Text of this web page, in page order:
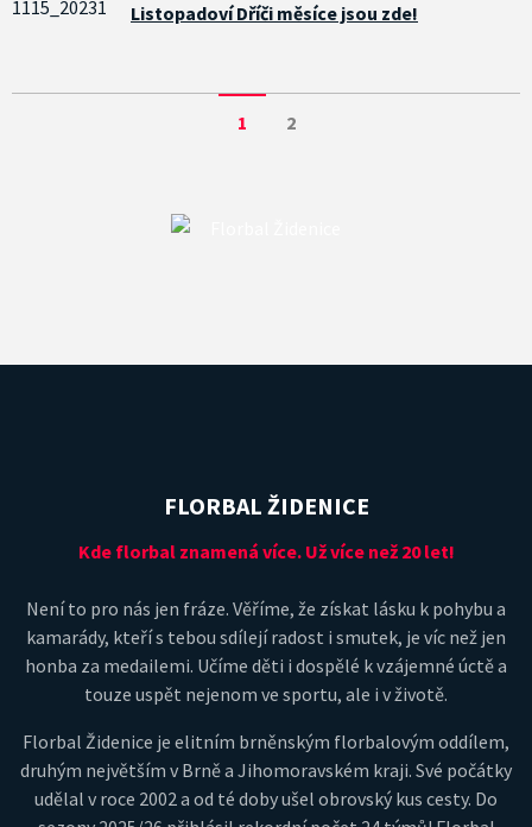
Listopadoví Dříči měsíce jsou zde!
1 2
FLORBAL ŽIDENICE
Kde florbal znamená více. Už více než 20 let!
Není to pro nás jen fráze. Věříme, že získat lásku k pohybu a
kamarády, kteří s tebou sdílejí radost i smutek, je víc než jen
honba za medailemi. Učíme děti i dospělé k vzájemné úctě a
touze uspět nejenom ve sportu, ale i v životě.
Florbal Židenice je elitním brněnským florbalovým oddílem,
druhým největším v Brně a Jihomoravském kraji. Své počátky
udělal v roce 2002 a od té doby ušel obrovský kus cesty. Do